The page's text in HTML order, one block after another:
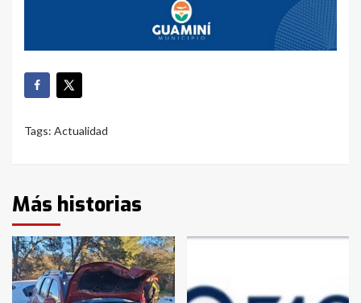
Tags: Actualidad
Más historias